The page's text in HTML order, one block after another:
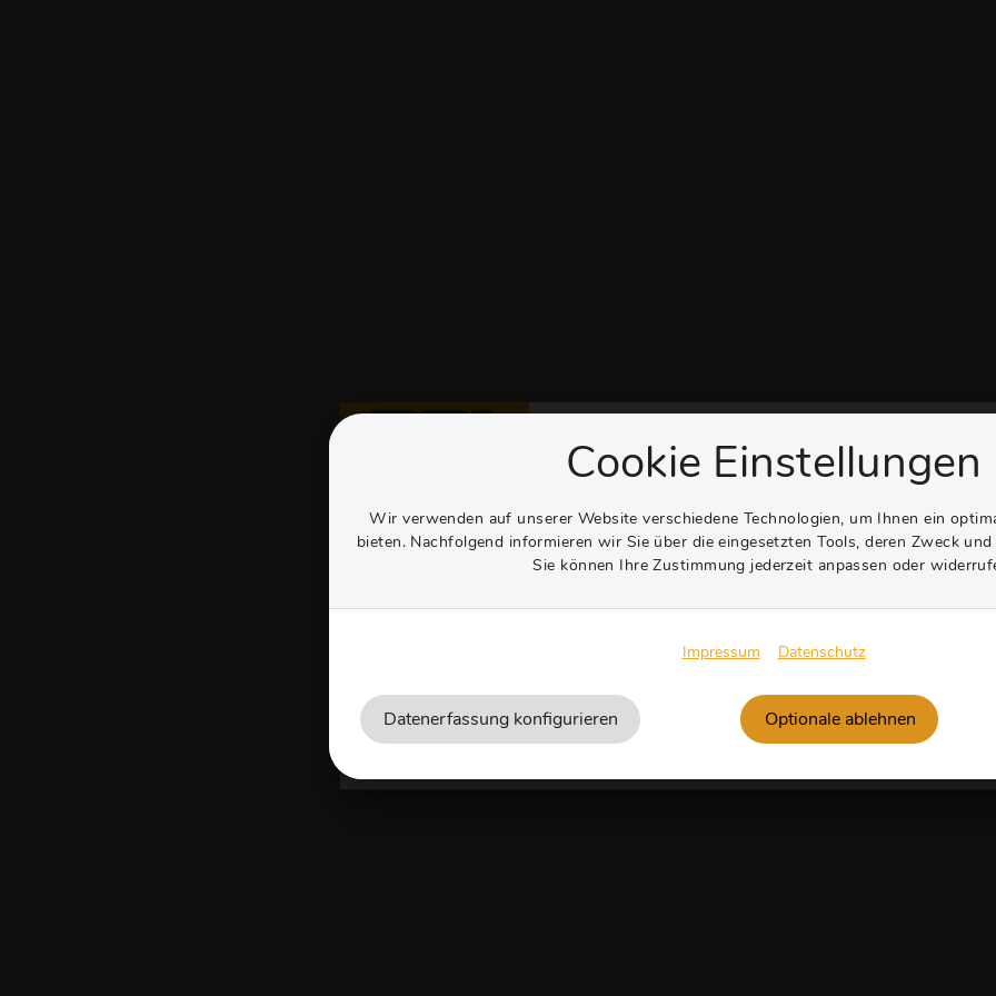
Herzlich Willkommen
Gestalten Sie mit wenigen Klicks Ihre individuelle
einfach mit Ihrer Konfigurationsnummer.
KONFIGURATION LADEN
Cookie Einstellungen
Wir verwenden auf unserer Website verschiedene Technologien, um Ihnen ein
bieten. Nachfolgend informieren wir Sie über die eingesetzten Tools, deren Zweck
Sie können Ihre Zustimmung jederzeit anpassen oder
Impressum Datenschutz
Datenerfassung konfigurieren Optionale ablehnen